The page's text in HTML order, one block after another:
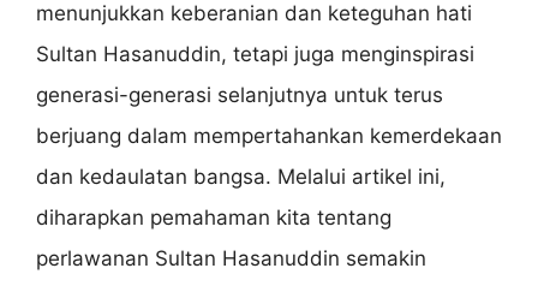
menunjukkan keberanian dan keteguhan hati
Sultan Hasanuddin, tetapi juga menginspirasi
generasi-generasi selanjutnya untuk terus
berjuang dalam mempertahankan kemerdekaan
dan kedaulatan bangsa. Melalui artikel ini,
diharapkan pemahaman kita tentang
perlawanan Sultan Hasanuddin semakin